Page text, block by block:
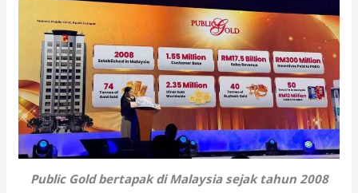
Public Gold bertapak di Malaysia sejak tahun 2008